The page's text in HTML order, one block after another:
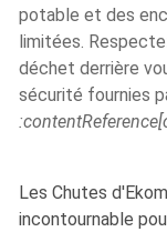
potable et des
limitées.
déchet derrière
sécurité fournies
Les Chutes
incontournable